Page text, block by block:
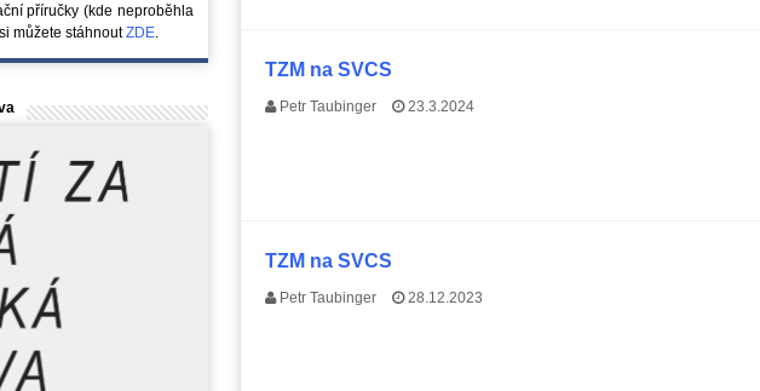
TZM na SVCS
Petr Taubinger 23.3.2024
TZM na SVCS
Petr Taubinger 28.12.2023
příručky (kde neproběhla
můžete stáhnoutZDE.